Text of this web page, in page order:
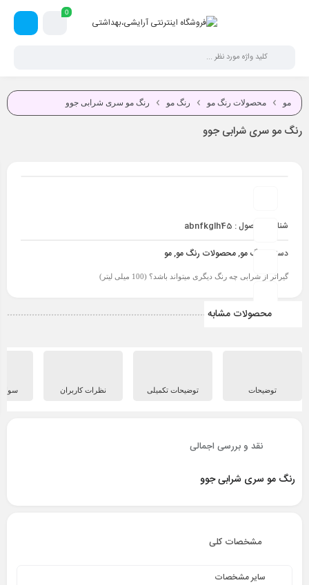
0
مو محصولات رنگ مو رنگ مو رنگ مو سری شرابی جوو
رنگ مو سری شرابی جوو
شناسه محصول : abnfkglh45
دسته :
رنگ مو,محصولات رنگ مو,مو
گیراتر از شرابی چه رنگ دیگری میتواند باشد؟ (100 میلی لیتر)
محصولات مشابه
توضیحات توضیحات تکمیلی نظرات کاربران
نقد و بررسی اجمالی
رنگ مو سری شرابی جوو
مشخصات کلی
سایر مشخصات